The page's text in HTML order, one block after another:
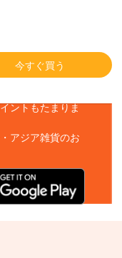
今すぐ買う
ントもたまりま
アジア雑貨のお